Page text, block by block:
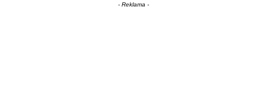
- Reklama -